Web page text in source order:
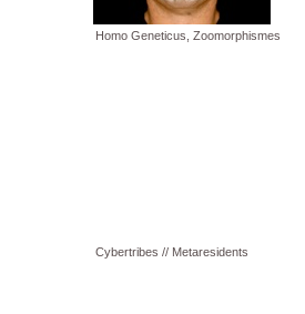
Cybertribes // Metaresidents
Homo Geneticus, Zoomorphismes